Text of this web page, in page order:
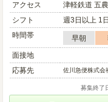
アクセス
津軽鉄道 五
シフト
週3日以上 1
時間帯
早朝
面接地
応募先
佐川急便株式会
募集終了